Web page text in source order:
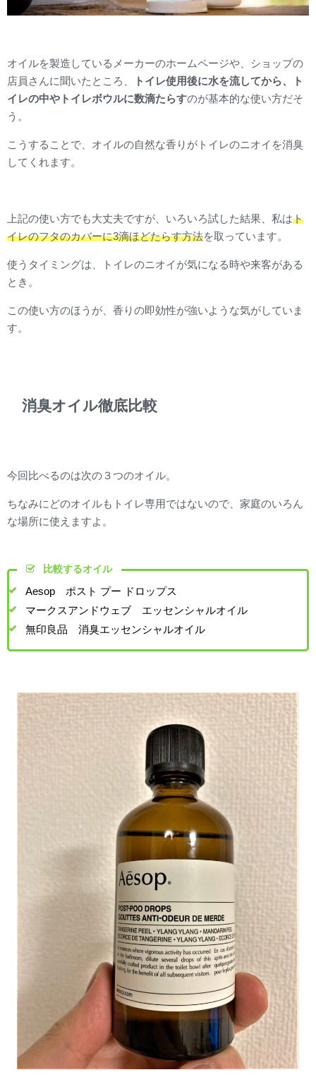
オイルを製造しているメーカーのホームページや、ショップの
店員さんに聞いたところ、
トイレ使用後に水を流してから、ト
イレの中やトイレボウルに数滴たらすのが基本的な使い方だそ
う。
こうすることで、オイルの自然な香りがトイレのニオイを消臭
してくれます。
上記の使い方でも大丈夫ですが、いろいろ試した結果、私はト
イレのフタのカバーに3滴ほどたらす方法を取っています。
使うタイミングは、トイレのニオイが気になる時や来客がある
とき。
この使い方のほうが、香りの即効性が強いような気がしていま
す。
消臭オイル徹底比較
今回比べるのは次の３つのオイル。
ちなみにどのオイルもトイレ専用ではないので、家庭のいろん
な場所に使えますよ。
比較するオイル
Aesop ポスト プー ドロップス
マークスアンドウェブ エッセンシャルオイル
無印良品 消臭エッセンシャルオイル